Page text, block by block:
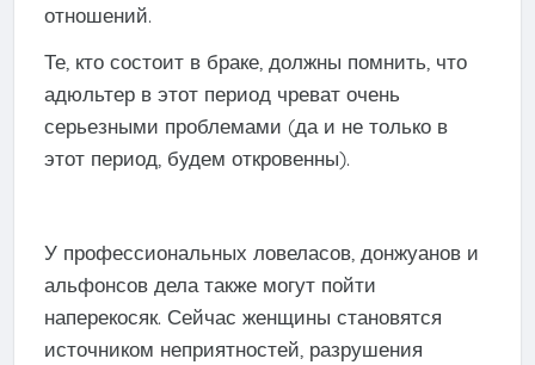
отношений.
Те, кто состоит в браке, должны помнить, что
адюльтер в этот период чреват очень
серьезными проблемами (да и не только в
этот период, будем откровенны).
У профессиональных ловеласов, донжуанов и
альфонсов дела также могут пойти
наперекосяк. Сейчас женщины становятся
источником неприятностей, разрушения